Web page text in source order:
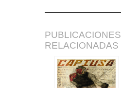
PUBLICACIONES
RELACIONADAS